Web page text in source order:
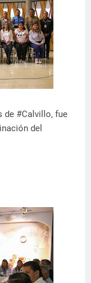
de #Calvillo, fue
del